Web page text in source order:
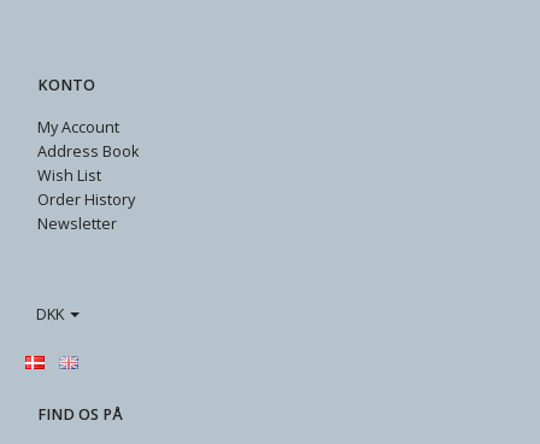
KONTO
My Account
Address Book
Wish List
Order History
Newsletter
DKK
FIND OS PÅ